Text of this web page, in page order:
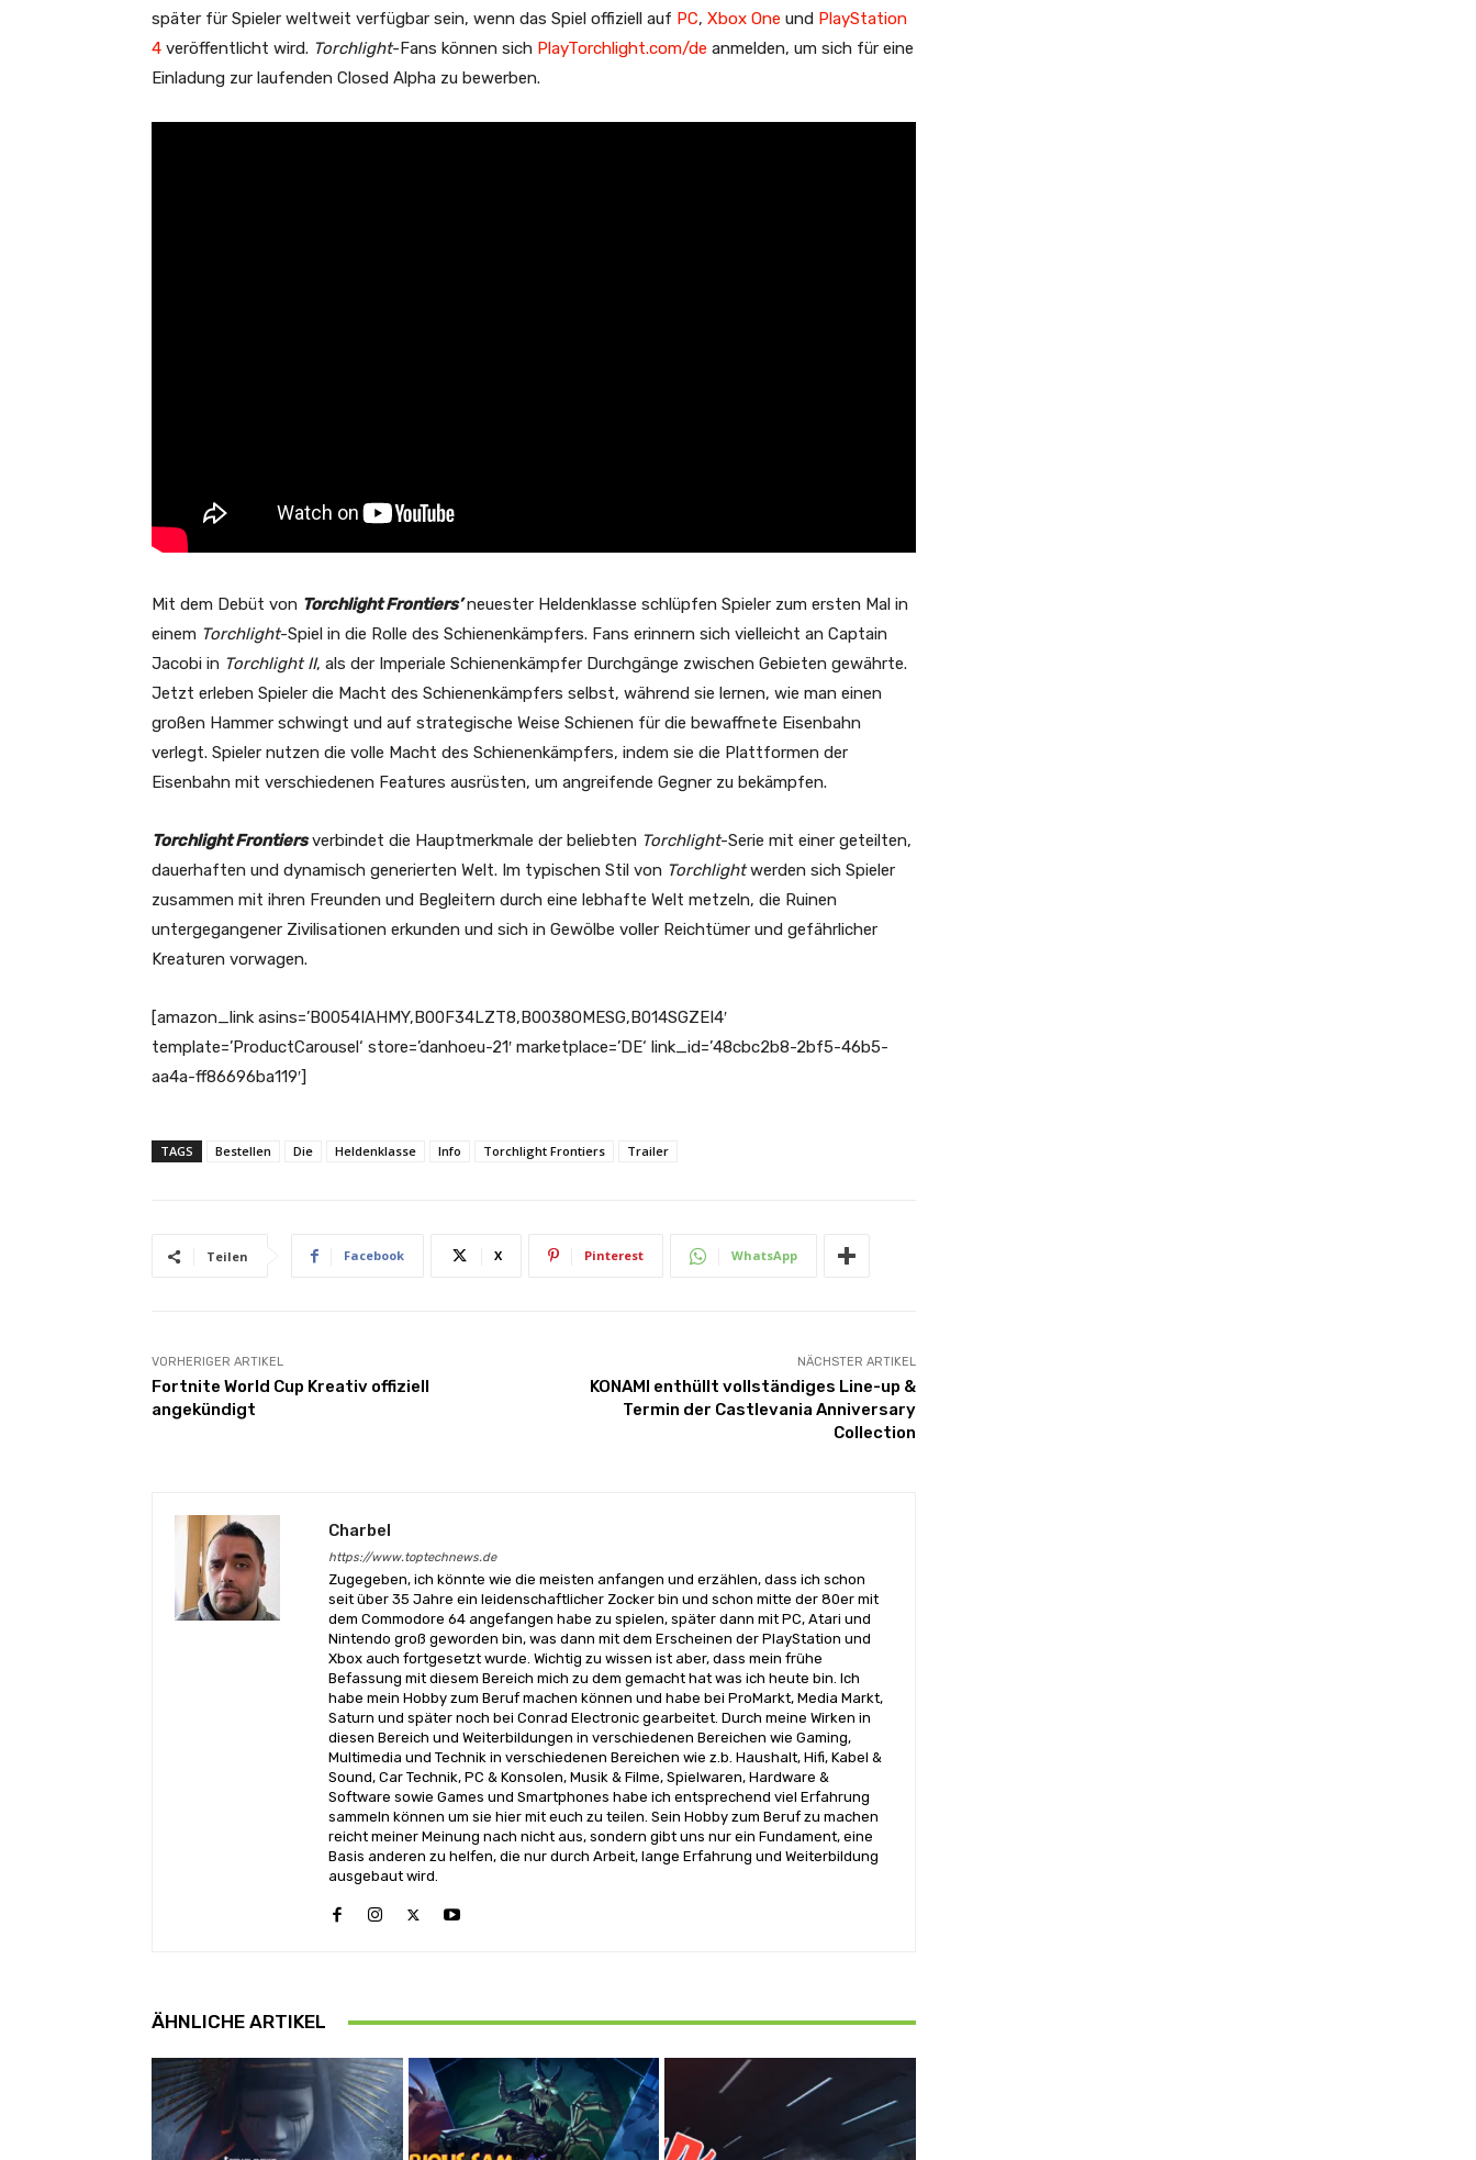
später für Spieler weltweit verfügbar sein, wenn das Spiel offiziell auf PC, Xbox One und PlayStation
4 veröffentlicht wird. Torchlight-Fans können sich PlayTorchlight.com/de anmelden, um sich für eine
Einladung zur laufenden Closed Alpha zu bewerben.
Mit dem Debüt von Torchlight Frontiers’neuester Heldenklasse schlüpfen Spieler zum ersten Mal in
einem Torchlight-Spiel in die Rolle des Schienenkämpfers. Fans erinnern sich vielleicht an Captain
Jacobi in Torchlight II, als der Imperiale Schienenkämpfer Durchgänge zwischen Gebieten gewährte.
Jetzt erleben Spieler die Macht des Schienenkämpfers selbst, während sie lernen, wie man einen
großen Hammer schwingt und auf strategische Weise Schienen für die bewaffnete Eisenbahn
verlegt. Spieler nutzen die volle Macht des Schienenkämpfers, indem sie die Plattformen der
Eisenbahn mit verschiedenen Features ausrüsten, um angreifende Gegner zu bekämpfen.
Torchlight Frontiersverbindet die Hauptmerkmale der beliebten Torchlight-Serie mit einer geteilten,
dauerhaften und dynamisch generierten Welt. Im typischen Stil von Torchlightwerden sich Spieler
zusammen mit ihren Freunden und Begleitern durch eine lebhafte Welt metzeln, die Ruinen
untergegangener Zivilisationen erkunden und sich in Gewölbe voller Reichtümer und gefährlicher
Kreaturen vorwagen.
[amazon_link asins=’B0054IAHMY,B00F34LZT8,B0038OMESG,B014SGZEI4′
template=’ProductCarousel‘ store=’danhoeu-21′ marketplace=’DE‘ link_id=’48cbc2b8-2bf5-46b5-
aa4a-ff86696ba119′]
TAGS Bestellen Die Heldenklasse Info Torchlight Frontiers Trailer
Teilen Facebook X Pinterest WhatsApp
VORHERIGER ARTIKEL
Fortnite World Cup Kreativ offiziell
angekündigt
NÄCHSTER ARTIKEL
KONAMI enthüllt vollständiges Line-up &
Termin der Castlevania Anniversary
Collection
Charbel
https://www.toptechnews.de
Zugegeben, ich könnte wie die meisten anfangen und erzählen, dass ich schon
seit über 35 Jahre ein leidenschaftlicher Zocker bin und schon mitte der 80er mit
dem Commodore 64 angefangen habe zu spielen, später dann mit PC, Atari und
Nintendo groß geworden bin, was dann mit dem Erscheinen der PlayStation und
Xbox auch fortgesetzt wurde. Wichtig zu wissen ist aber, dass mein frühe
Befassung mit diesem Bereich mich zu dem gemacht hat was ich heute bin. Ich
habe mein Hobby zum Beruf machen können und habe bei ProMarkt, Media Markt,
Saturn und später noch bei Conrad Electronic gearbeitet. Durch meine Wirken in
diesen Bereich und Weiterbildungen in verschiedenen Bereichen wie Gaming,
Multimedia und Technik in verschiedenen Bereichen wie z.b. Haushalt, Hifi, Kabel &
Sound, Car Technik, PC & Konsolen, Musik & Filme, Spielwaren, Hardware &
Software sowie Games und Smartphones habe ich entsprechend viel Erfahrung
sammeln können um sie hier mit euch zu teilen. Sein Hobby zum Beruf zu machen
reicht meiner Meinung nach nicht aus, sondern gibt uns nur ein Fundament, eine
Basis anderen zu helfen, die nur durch Arbeit, lange Erfahrung und Weiterbildung
ausgebaut wird.
ÄHNLICHE ARTIKEL